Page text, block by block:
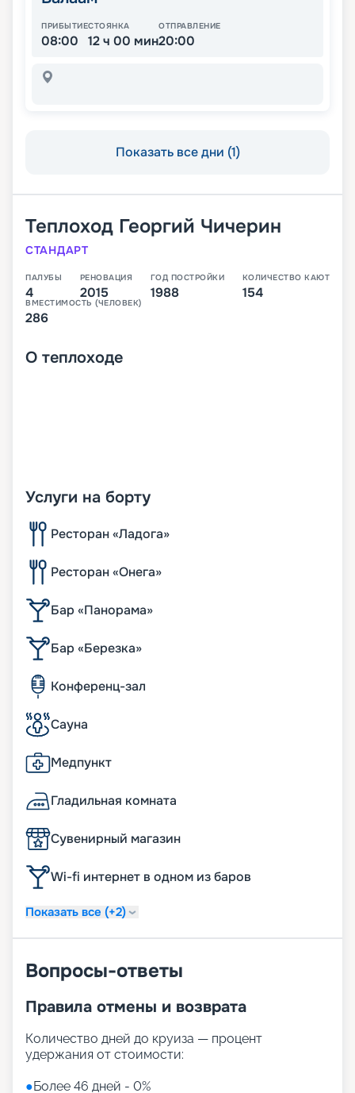
ПРИБЫТИЕ
08:00
СТОЯНКА
12 ч 00 мин
ОТПРАВЛЕНИЕ
20:00
Показать все дни (1)
Теплоход Георгий Чичерин
СТАНДАРТ
ПАЛУБЫ
4
РЕНОВАЦИЯ
2015
ГОД ПОСТРОЙКИ
1988
КОЛИЧЕСТВО КАЮТ
154
ВМЕСТИМОСТЬ (ЧЕЛОВЕК)
286
О теплоходе
Услуги на борту
Ресторан «Ладога»
Ресторан «Онега»
Бар «Панорама»
Бар «Березка»
Конференц-зал
Сауна
Медпункт
Гладильная комната
Сувенирный магазин
Wi-fi интернет в одном из баров
Показать все (+2)
Вопросы-ответы
Правила отмены и возврата
Количество дней до круиза — процент
удержания от стоимости:
●Более 46 дней - 0%